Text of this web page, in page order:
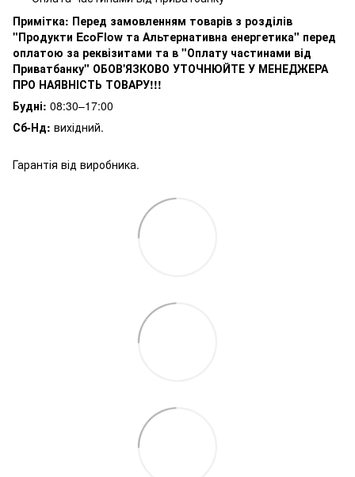
Примітка: Перед замовленням товарів з розділів
"Продукти EcoFlow та Альтернативна енергетика" перед
оплатою за реквізитами та в "Оплату частинами від
Приватбанку" ОБОВ'ЯЗКОВО УТОЧНЮЙТЕ У МЕНЕДЖЕРА
ПРО НАЯВНІСТЬ ТОВАРУ!!!
Будні: 08:30–17:00
Сб-Нд: вихідний.
Гарантія від виробника.